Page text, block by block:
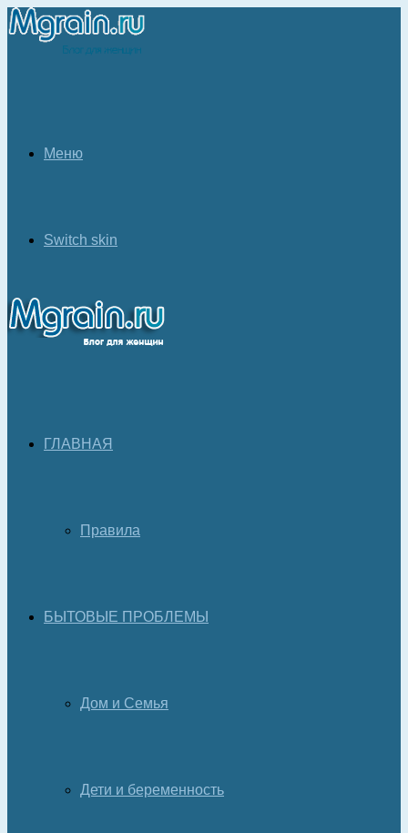
Меню
Switch skin
ГЛАВНАЯ
Правила
БЫТОВЫЕ ПРОБЛЕМЫ
Дом и Семья
Дети и беременность